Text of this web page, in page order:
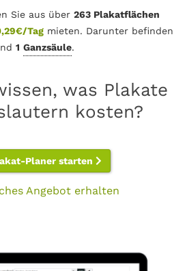
Sie aus über 263 Plakatflächen
Tag mieten. Darunter befinden
1 Ganzsäule.
was Plakate
kosten?
Planer starten
Angebot erhalten